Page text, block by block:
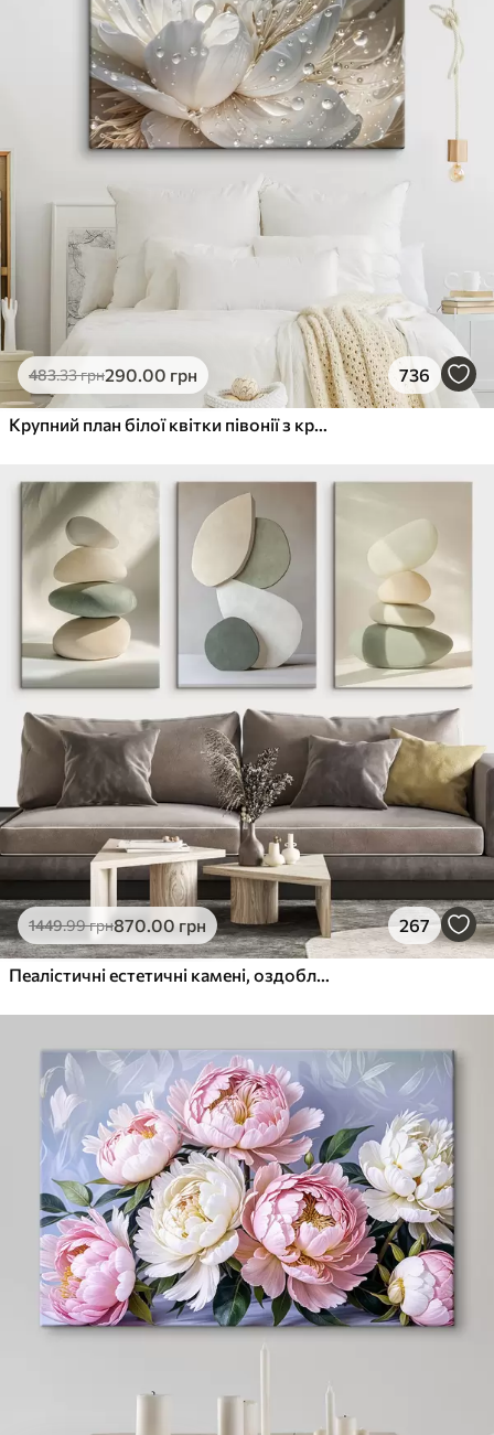
483.33грн290.00 грн 736
Крупний план білої квітки півонії з крапельками води на пелюстках на розмитому фоні
1449.99грн870.00 грн 267
Пеалістичні естетичні камені, оздоблення будинку, природне освітлення